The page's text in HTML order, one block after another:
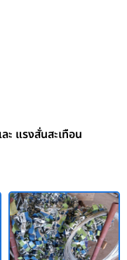
แรงสั่นสะเทือน